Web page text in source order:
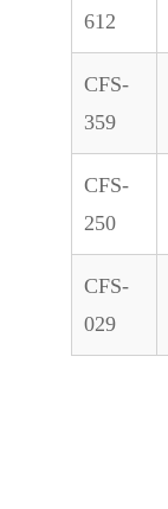
612
CFS-
359
CFS-
250
CFS-
029